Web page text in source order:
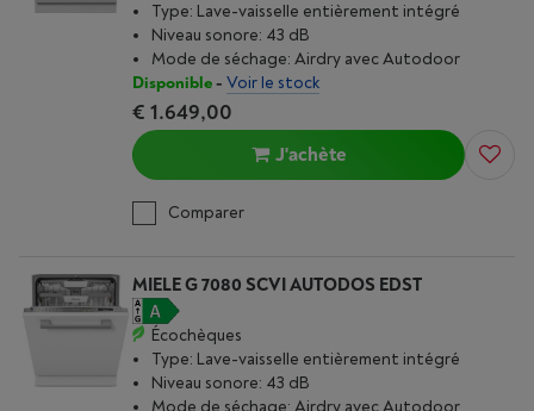
Type: Lave-vaisselle entièrement intégré
Niveau sonore: 43 dB
Mode de séchage: Airdry avec Autodoor
Disponible- Voir le stock
€ 1.649,00
J'achète
Comparer
MIELE G 7080 SCVI AUTODOS EDST
Écochèques
Type: Lave-vaisselle entièrement intégré
Niveau sonore: 43 dB